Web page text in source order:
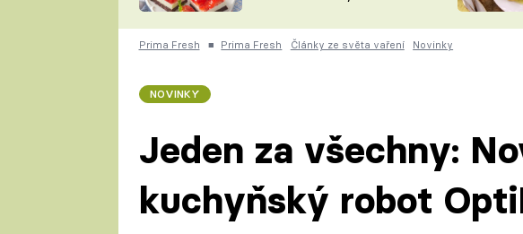
ČESKO NA TALÍŘI
Prima Fresh ■ Prima Fresh Články ze světa vaření Novinky
NOVINKY
Jeden za všechny:
kuchyňský robot